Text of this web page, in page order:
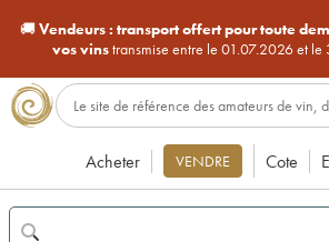
🚚Vendeurs : transport offert pour toute
vos vinstransmise entre le 01.07.2026 et
Acheter VENDRE Cote